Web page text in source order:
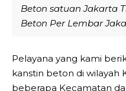
Beton satuan Jakarta
Beton Per Lembar
Pelayana yang kami
kanstin beton di wilayah
beberapa Kecamatan